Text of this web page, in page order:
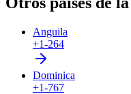
Anguila
+1-264
Dominica
+1-767